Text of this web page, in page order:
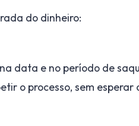
do dinheiro:
na data e no período de
o processo, sem esperar